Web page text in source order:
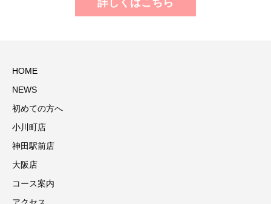
詳しくはこちら
HOME
NEWS
初めての方へ
小川町店
神田駅前店
大阪店
コース案内